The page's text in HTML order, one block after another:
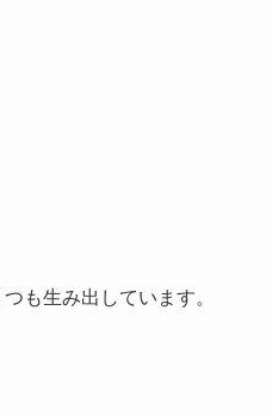
も生み出しています。